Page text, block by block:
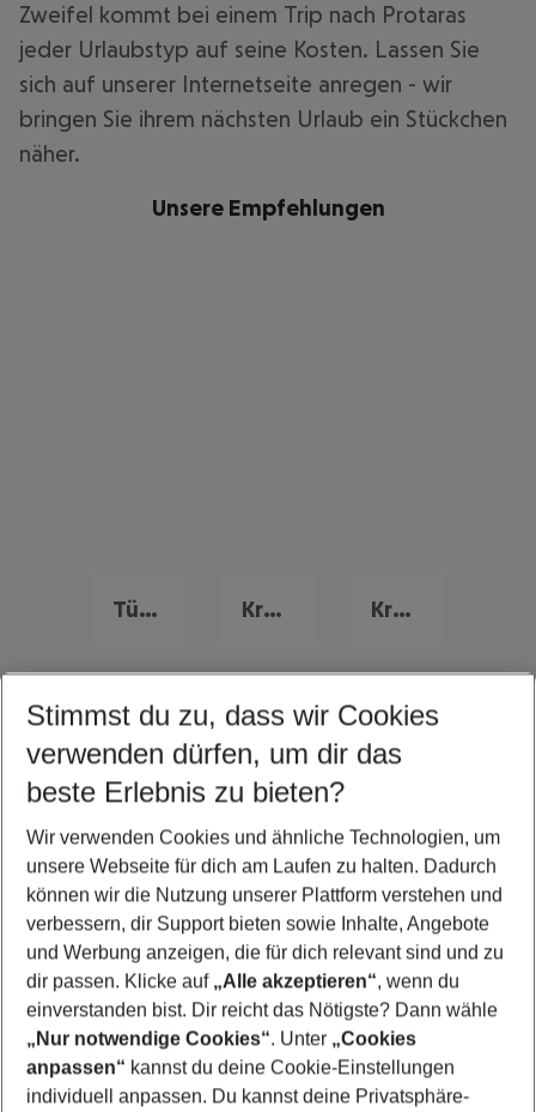
Zweifel kommt bei einem Trip nach Protaras
jeder Urlaubstyp auf seine Kosten. Lassen Sie
sich auf unserer Internetseite anregen - wir
bringen Sie ihrem nächsten Urlaub ein Stückchen
näher.
Unsere Empfehlungen
Türkei Urlaub Kreta Urlaub Kroatien Urlaub
Quicklinks
Familienurlaub Protaras
Frübucher Angebote Protaras für 2026
Flug & Hotel Protaras
Last Minute Protaras
Pauschalreisen Protaras
Footer
Footer navigation
Stimmst du zu, dass wir Cookies
verwenden dürfen, um dir das
beste Erlebnis zu bieten?
Wir verwenden Cookies und ähnliche Technologien, um
unsere Webseite für dich am Laufen zu halten. Dadurch
können wir die Nutzung unserer Plattform verstehen und
verbessern, dir Support bieten sowie Inhalte, Angebote
und Werbung anzeigen, die für dich relevant sind und zu
dir passen. Klicke auf „Alle akzeptieren“, wenn du
einverstanden bist. Dir reicht das Nötigste? Dann wähle
„Nur notwendige Cookies“. Unter „Cookies
anpassen“ kannst du deine Cookie-Einstellungen
individuell anpassen. Du kannst deine Privatsphäre-